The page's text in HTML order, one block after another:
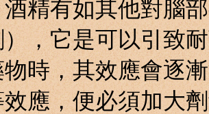
有如其他對腦部
，它是可以引致
時，其效應會逐
應，便必須加大